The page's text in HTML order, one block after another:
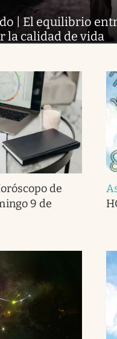
| El equilibrio
la calidad de vida
de
9 de